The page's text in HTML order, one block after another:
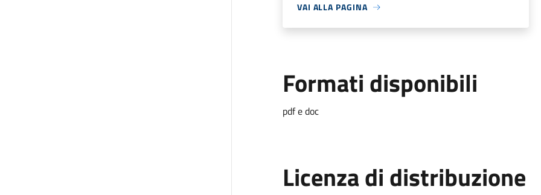
VAI ALLA PAGINA
Formati disponibili
pdf e doc
Licenza di distribuzione